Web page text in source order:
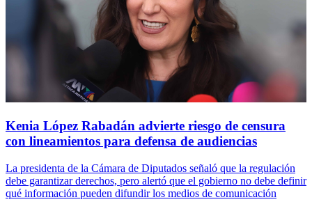
Kenia López Rabadán advierte riesgo de censura
con lineamientos para defensa de audiencias
La presidenta de la Cámara de Diputados señaló que la regulación
debe garantizar derechos, pero alertó que el gobierno no debe definir
qué información pueden difundir los medios de comunicación